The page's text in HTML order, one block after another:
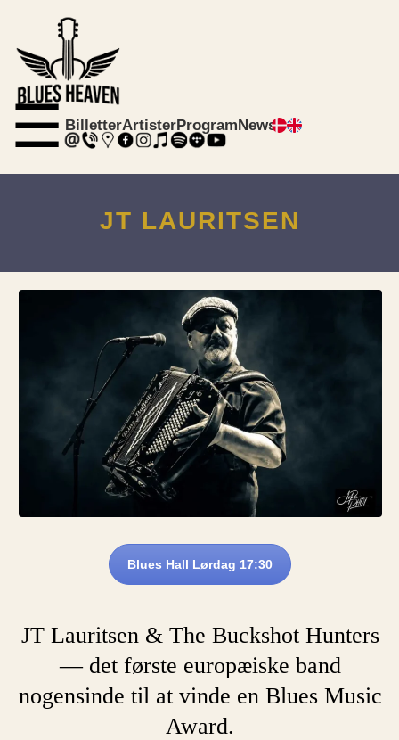
☰ BilletterArtisterProgramNews
JT LAURITSEN
Blues Hall Lørdag 17:30
JT Lauritsen & The Buckshot Hunters
— det første europæiske band
nogensinde til at vinde en Blues Music
Award.